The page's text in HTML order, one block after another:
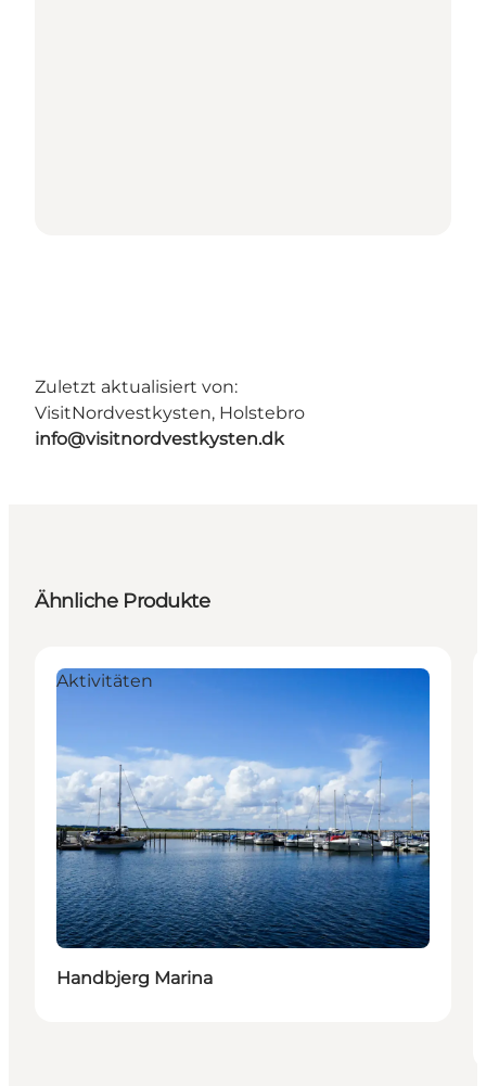
Zuletzt aktualisiert von:
VisitNordvestkysten, Holstebro
info@visitnordvestkysten.dk
Ähnliche Produkte
Aktivitäten
Handbjerg Marina